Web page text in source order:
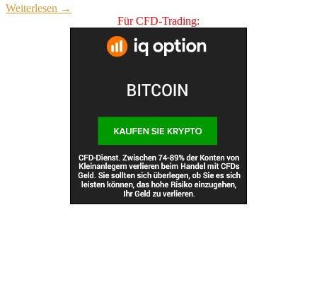
Weiterlesen →
Für CFD-Trading: